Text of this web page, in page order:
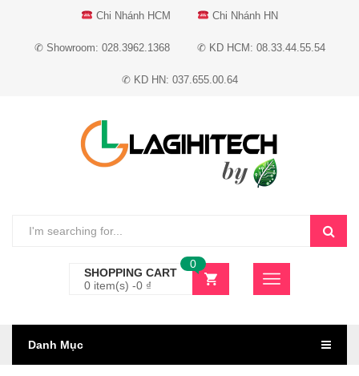
Chi Nhánh HCM Chi Nhánh HN
✆ Showroom: 028.3962.1368 ✆ KD HCM: 08.33.44.55.54
✆ KD HN: 037.655.00.64
SHOPPING CART
0 item(s) -0 ₫
0
Danh Mục